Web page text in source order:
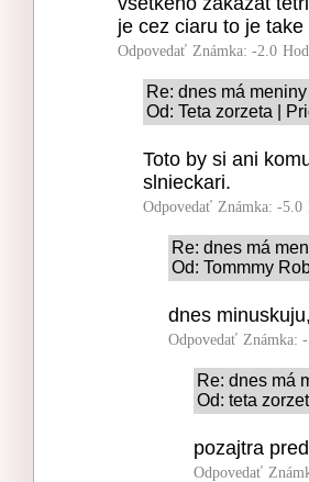
je cez ciaru to je
Odpovedať Známka: -2.0
Re: dnes má
Od: Teta zorzeta |
Toto by si ani
slnieckari.
Odpovedať Známka: -5.0
Re: dnes má
Od: Tommmy
dnes
Odpovedať Známka:
Re: dnes má
Od: teta
pozajtra
Odpovedať